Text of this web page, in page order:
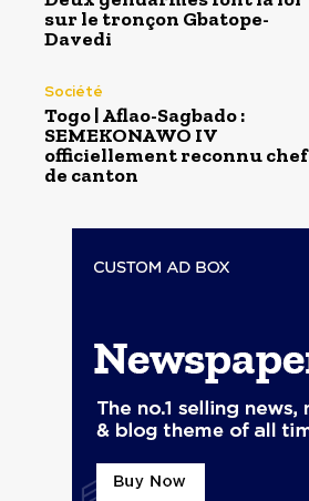
sur le tronçon Gbatope-
Davedi
Société
Togo | Aflao-Sagbado :
SEMEKONAWO IV
officiellement reconnu chef
de canton